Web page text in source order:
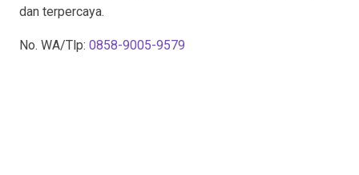
dan terpercaya.
No. WA/Tlp: 0858-9005-9579